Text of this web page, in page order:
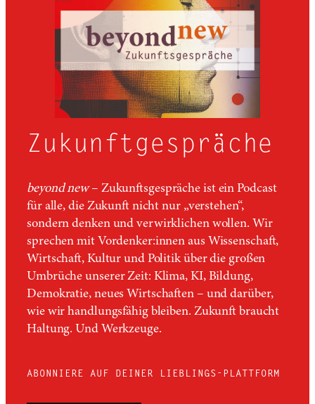
Zukunftgespräche
beyond new– Zukunftsgespräche ist ein Podcast
für alle, die Zukunft nicht nur „verstehen“,
sondern denken und verwirklichen wollen. Wir
sprechen mit Vordenker:innen aus Wissenschaft,
Wirtschaft, Kultur und Politik über die großen
Umbrüche unserer Zeit: Klima, KI, Bildung,
Demokratie, neues Wirtschaften – und darüber,
wie wir handlungsfähig bleiben. Zukunft braucht
Haltung. Und Werkzeuge.
ABONNIERE AUF DEINER LIEBLINGS-PLATTFORM